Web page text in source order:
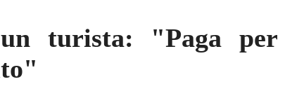
turista: "Paga per